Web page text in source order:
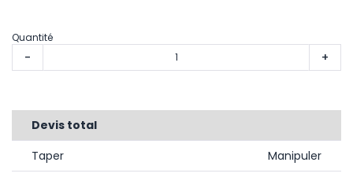
Quantité
- +
Devis total
Taper
Manipuler